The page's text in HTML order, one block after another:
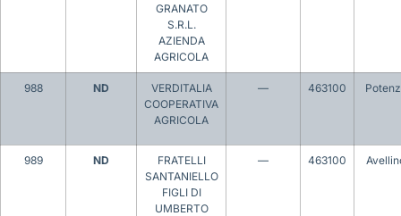
GRANATO
S.R.L.
AZIENDA
AGRICOLA
988 ND
VERDITALIA
COOPERATIVA
AGRICOLA
— 463100
989 ND
FRATELLI
SANTANIELLO
FIGLI DI
UMBERTO
— 463100